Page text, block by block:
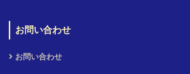
お問い合わせ
お問い合わせ